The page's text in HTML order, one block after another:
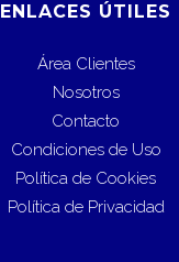
ENLACES ÚTILES
Área Clientes
Nosotros
Contacto
Condiciones de Uso
Política de Cookies
Política de Privacidad